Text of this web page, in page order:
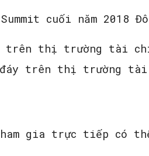
cuối năm 2018
trên thị trường tài
đáy trên thị trường
gia trực tiếp có